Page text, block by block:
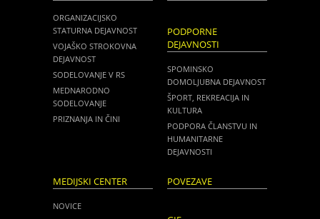
ORGANIZACIJSKO
STATURNA DEJAVNOST
VOJAŠKO STROKOVNA
DEJAVNOST
SODELOVANJE V RS
MEDNARODNO
SODELOVANJE
PRIZNANJA IN ČINI
PODPORNE
DEJAVNOSTI
SPOMINSKO
DOMOLJUBNA DEJAVNOST
ŠPORT, REKREACIJA IN
KULTURA
PODPORA ČLANSTVU IN
HUMANITARNE
DEJAVNOSTI
MEDIJSKI CENTER
NOVICE
POVEZAVE